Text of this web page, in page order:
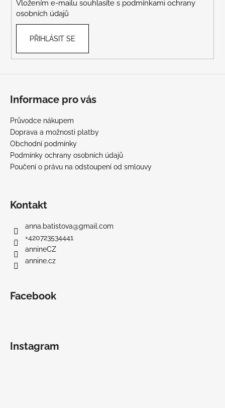
Vložením e-mailu souhlasíte s podmínkami ochrany
osobních údajů
PŘIHLÁSIT SE
Informace pro vás
Průvodce nákupem
Doprava a možnosti platby
Obchodní podmínky
Podmínky ochrany osobních údajů
Poučení o právu na odstoupení od smlouvy
Kontakt
anna.batistova@gmail.com
+420723534441
annineCZ
annine.cz
Facebook
Instagram